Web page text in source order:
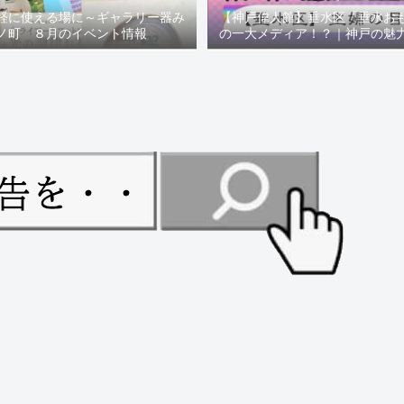
に使える場に～ギャラリー器み
町 ８月のイベント情報
【神戸偉人館】垂水区「垂水お
の一大メディア！？｜神戸の魅
ュー！！【078NEWS( 078